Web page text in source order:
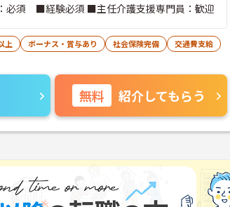
必須 ■経験必須 ■主任介護支援専門員：歓迎
上 ボーナス・賞与あり 社会保険完備
交通費支給
無料 紹介してもらう